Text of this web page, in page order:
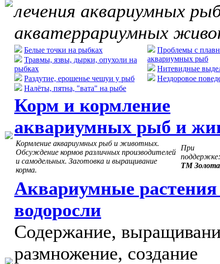
лечения аквариумных
акватеррариумных
Белые точки на рыбках
Травмы, язвы, дырки, опухоли на
рыбках
Раздутие, ерошенье чешуи у рыб
Налёты, пятна, "вата" на рыбе
Проблемы с
аквариумных рыб
Нитевидные
Нездоровое
Корм и кормление
аквариумных рыб и
Кормление аквариумных рыб и животных.
Обсуждение кормов различных производителей
и самодельных. Заготовка и выращивание
корма.
При
поддержке:
ТМ
Аквариумные
водоросли
Содержание,
размножение, создание